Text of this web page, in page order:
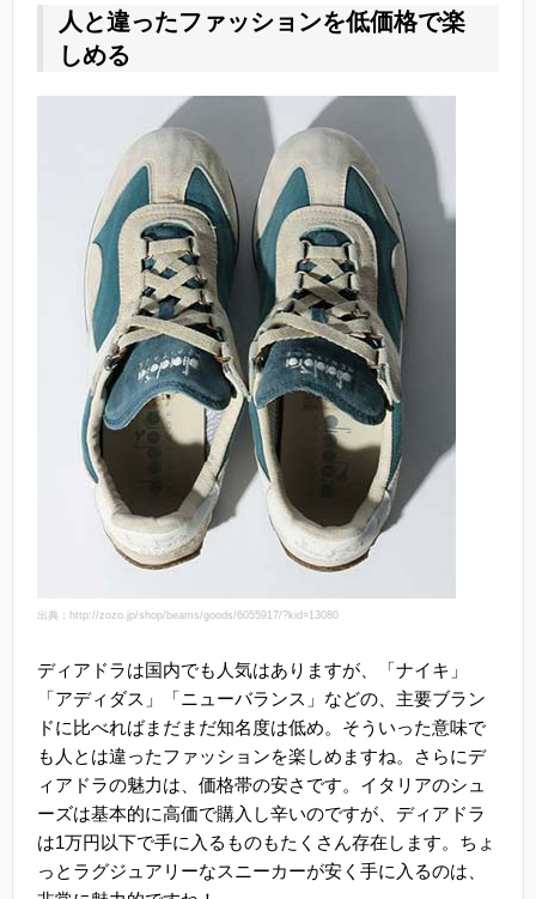
人と違ったファッションを低価格で楽
しめる
出典：http://zozo.jp/shop/beams/goods/6055917/?kid=13080
ディアドラは国内でも人気はありますが、「ナイキ」
「アディダス」「ニューバランス」などの、主要ブラン
ドに比べればまだまだ知名度は低め。そういった意味で
も人とは違ったファッションを楽しめますね。さらにデ
ィアドラの魅力は、価格帯の安さです。イタリアのシュ
ーズは基本的に高価で購入し辛いのですが、ディアドラ
は1万円以下で手に入るものもたくさん存在します。ちょ
っとラグジュアリーなスニーカーが安く手に入るのは、